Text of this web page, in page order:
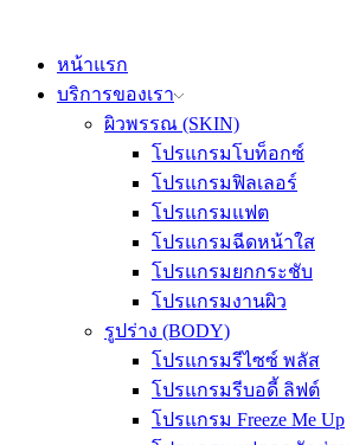
หน้าแรก
บริการของเรา
ผิวพรรณ (SKIN)
โปรแกรมโบท็อกซ์
โปรแกรมฟิลเลอร์
โปรแกรมแฟต
โปรแกรมฉีดหน้าใส
โปรแกรมยกกระชับ
โปรแกรมงานผิว
รูปร่าง (BODY)
โปรแกรมรีไซซ์ พลัส
โปรแกรมรีบอดี้ ลิฟต์
โปรแกรม Freeze Me Up